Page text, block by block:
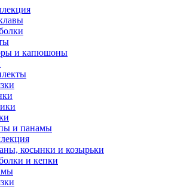
и капюшоны
и панамы
косынки и козырьки
и кепки